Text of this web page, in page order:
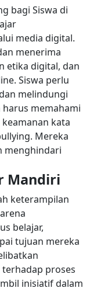
bagi Siswa di
media digital.
menerima
etika digital, dan
Siswa perlu
melindungi
memahami
kata
Mereka
menghindari
Mandiri
keterampilan
belajar,
tujuan mereka
proses
inisiatif dalam